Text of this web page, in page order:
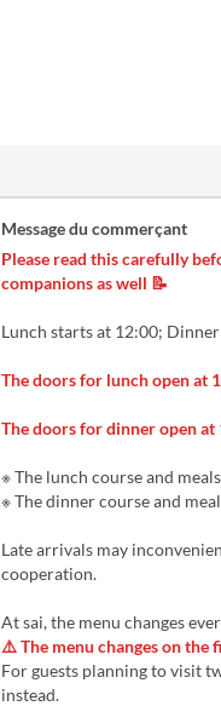
Message du commerçant
Please read this carefully
companions as well 📝
Lunch starts at 12:00;
The doors for lunch open at
The doors for dinner open at
※ The lunch course and
※ The dinner course and
Late arrivals may
cooperation.
At sai, the menu changes
⚠️ The menu changes on the
For guests planning to visit
instead.